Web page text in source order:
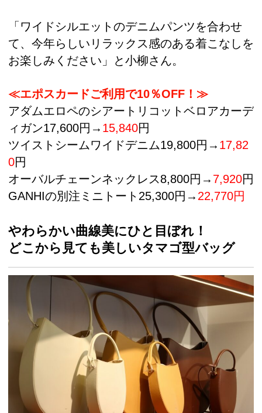
「ワイドシルエットのデニムパンツを合わせ
て、今年らしいリラックス感のある着こなしを
お楽しみください」と小柳さん。
≪エポスカードご利用で10％OFF！≫
アダムエロペのシアートリコットベロアカーデ
ィガン17,600円→ 15,840円
ツイストシームワイドデニム19,800円→ 17,82
0円
オーバルチェーンネックレス8,800円→ 7,920円
GANHIの別注ミニトート25,300円→ 22,770円
やわらかい曲線美にひと目ぼれ！
どこから見ても美しいタマゴ型バッグ